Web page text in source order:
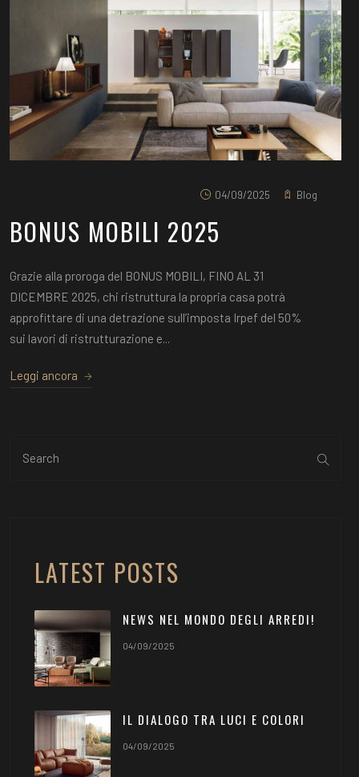
04/09/2025 Blog
BONUS MOBILI 2025
Grazie alla proroga del BONUS MOBILI, FINO AL 31
DICEMBRE 2025, chi ristruttura la propria casa potrà
approfittare di una detrazione sull’imposta Irpef del 50%
sui lavori di ristrutturazione e...
Leggi ancora
LATEST POSTS
NEWS NEL MONDO DEGLI ARREDI!
04/09/2025
IL DIALOGO TRA LUCI E COLORI
04/09/2025